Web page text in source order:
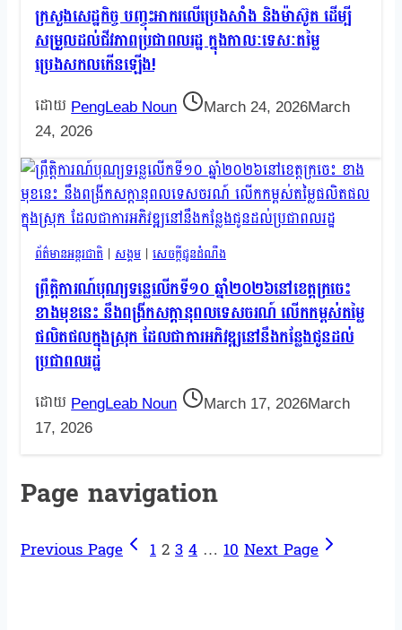
ក្រសួងសេដ្ឋកិច្ច បញ្ចុះអាករលើប្រេងសាំង និងម៉ាស៊ូត ដើម្បី
សម្រួលដល់ជីវភាពប្រជាពលរដ្ឋ ក្នុងកាលៈទេសៈតម្លៃ
ប្រេងសកលកើនឡើង!
PengLeab Noun March 24, 2026March
24, 2026
ព័ត៌មានអន្តរជាតិ | សង្គម | សេចក្តីជូនដំណឹង
ព្រឹត្តិការណ៍បុណ្យទន្លេលើកទី១០ ឆ្នាំ២០២៦នៅខេត្តក្រចេះ
ខាងមុខនេះ នឹងពង្រីកសក្តានុពលទេសចរណ៍ លើកកម្ពស់តម្លៃ
ផលិតផលក្នុងស្រុក ដែលជាការអភិវឌ្ឍនៅនឹងកន្លែងជូនដល់
ប្រជាពលរដ្ឋ
PengLeab Noun March 17, 2026March
17, 2026
Page navigation
Previous Page 1234 … 10Next Page